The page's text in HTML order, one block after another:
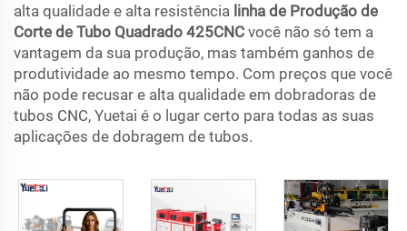
alta qualidade e alta resistência linha de Produção de
Corte de Tubo Quadrado 425CNC você não só tem a
vantagem da sua produção, mas também ganhos de
produtividade ao mesmo tempo. Com preços que você
não pode recusar e alta qualidade em dobradoras de
tubos CNC, Yuetai é o lugar certo para todas as suas
aplicações de dobragem de tubos.